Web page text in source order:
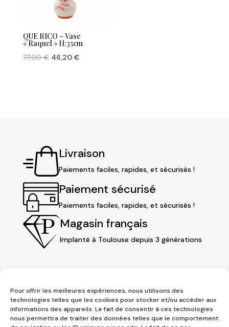
Pour offrir les meilleures expériences, nous utilisons des
technologies telles que les cookies pour stocker et/ou accéder aux
informations des appareils. Le fait de consentir à ces technologies
nous permettra de traiter des données telles que le comportement
QUE RICO – Vase
« Raquel » H:35cm
77,00€ Le
46,20 €Le
Livraison
Paiements faciles, rapides, et sécurisés !
Paiement sécurisé
Paiements faciles, rapides, et sécurisés !
Magasin français
Implanté à Toulouse depuis 3 générations